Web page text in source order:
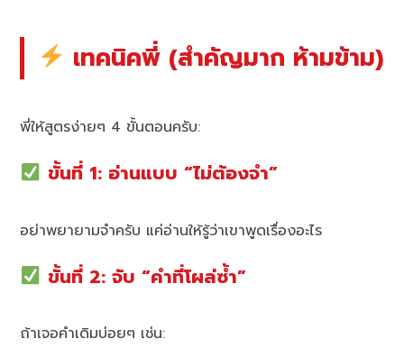
เทคนิคพี่ (สำคัญมาก ห้ามข้าม)
พี่ให้สูตรง่ายๆ 4 ขั้นตอนครับ:
ขั้นที่ 1: อ่านแบบ “ไม่ต้องจำ”
อย่าพยายามจำครับ แค่อ่านให้รู้ว่าเขาพูดเรื่องอะไร
ขั้นที่ 2: จับ “คำที่โผล่ซ้ำ”
ถ้าเจอคำเดิมบ่อยๆ เช่น: